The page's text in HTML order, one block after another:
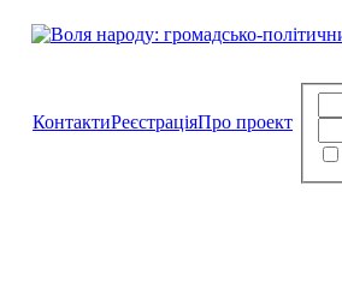
КонтактиРеєстраціяПро проект